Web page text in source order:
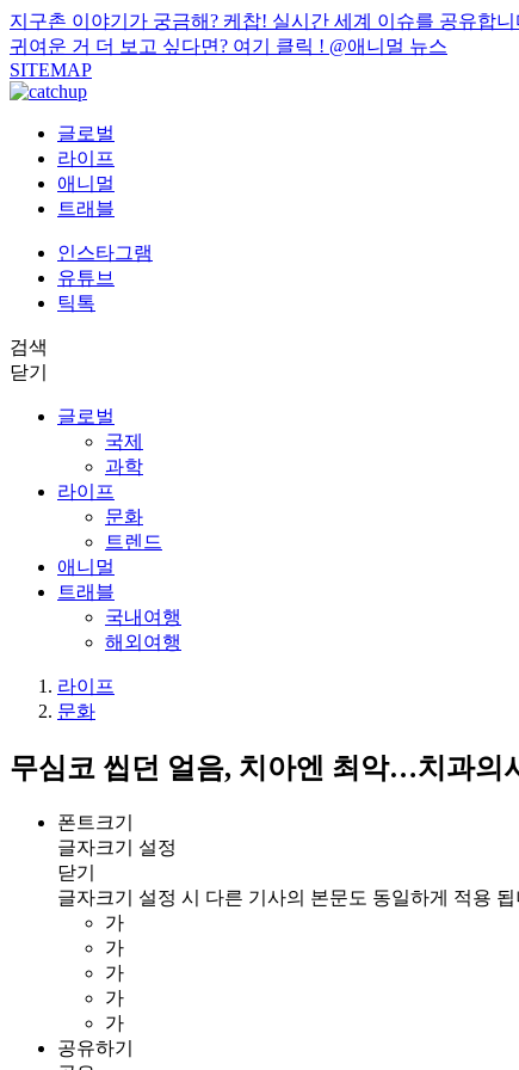
지구촌 이야기가 궁금해? 케찹! 실시간 세계 이슈를 공유합니
귀여운 거 더 보고 싶다면? 여기 클릭 ! @애니멀 뉴스
SITEMAP
글로벌
라이프
애니멀
트래블
인스타그램
유튜브
틱톡
검색
닫기
글로벌
국제
과학
라이프
문화
트렌드
애니멀
트래블
국내여행
해외여행
라이프
문화
무심코 씹던 얼음, 치아엔 최악…치과의
폰트크기
글자크기 설정
닫기
글자크기 설정 시 다른 기사의 본문도 동일하게 적용 됩
가
가
가
가
가
공유하기